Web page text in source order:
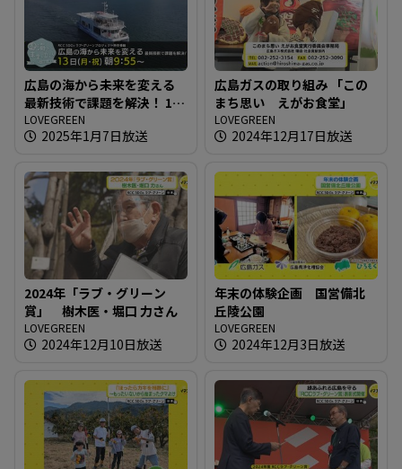
広島の海から未来を変える
最新技術で課題を解決！ 13
日（月・祝）放送
LOVEGREEN
2025年1月7日放送
広島ガスの取り組み 「この
まち思い えがお食堂」
LOVEGREEN
2024年12月17日放送
2024年「ラブ・グリーン
賞」 樹木医・堀口 力さん
LOVEGREEN
2024年12月10日放送
年末の体験企画 国営備北
丘陵公園
LOVEGREEN
2024年12月3日放送